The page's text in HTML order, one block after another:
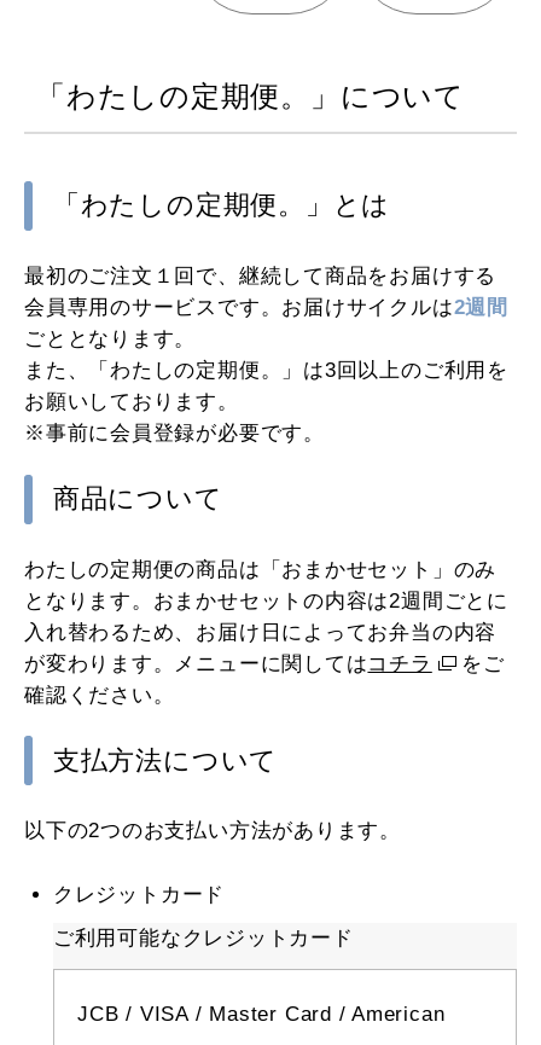
「わたしの定期便。」について
「わたしの定期便。」とは
最初のご注文１回で、継続して商品をお届けする
会員専用のサービスです。お届けサイクルは2週間
ごととなります。
また、「わたしの定期便。」は3回以上のご利用を
お願いしております。
※事前に会員登録が必要です。
商品について
わたしの定期便の商品は「おまかせセット」のみ
となります。おまかせセットの内容は2週間ごとに
入れ替わるため、お届け日によってお弁当の内容
が変わります。メニューに関してはコチラ
をご
確認ください。
支払方法について
以下の2つのお支払い方法があります。
クレジットカード
ご利用可能なクレジットカード
JCB / VISA / Master Card / American